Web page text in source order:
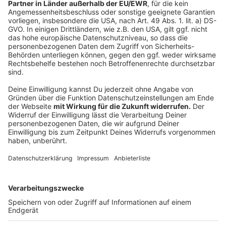
Anzeige
Das Jubiläums-Programm der Flughafenseelsorge
Die evangelische Kirche in Düsseldorf
Katholische Kirche in Düsseldorf
Anzeige
Folge uns für mehr News & Updates:
Anzeige
Instagram| Facebook|WhatsApp-Kanal
Anzeige